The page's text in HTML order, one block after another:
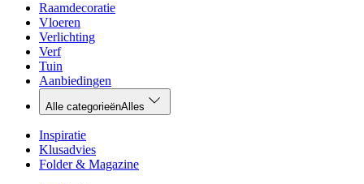
Raamdecoratie
Vloeren
Verlichting
Verf
Tuin
Aanbiedingen
Alle categorieënAlles
Inspiratie
Klusadvies
Folder & Magazine